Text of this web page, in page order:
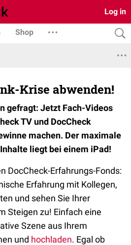
Log in
Shop
Krise abwenden!
gefragt: Jetzt Fach-Videos
TV und DocCheck
machen. Der maximale
liegt bei einem iPad!
DocCheck-Erfahrungs-Fonds:
Erfahrung mit Kollegen,
und sehen Sie Ihrer
Steigen zu! Einfach eine
Szene aus Ihrem
und hochladen. Egal ob